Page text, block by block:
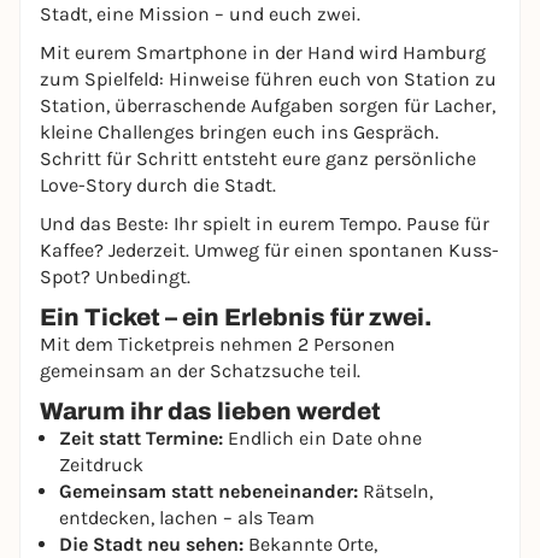
Stadt, eine Mission – und euch zwei.
Mit eurem Smartphone in der Hand wird Hamburg
zum Spielfeld: Hinweise führen euch von Station zu
Station, überraschende Aufgaben sorgen für Lacher,
kleine Challenges bringen euch ins Gespräch.
Schritt für Schritt entsteht eure ganz persönliche
Love-Story durch die Stadt.
Und das Beste: Ihr spielt in eurem Tempo. Pause für
Kaffee? Jederzeit. Umweg für einen spontanen Kuss-
Spot? Unbedingt.
Ein Ticket – ein Erlebnis für zwei.
Mit dem Ticketpreis nehmen 2 Personen
gemeinsam an der Schatzsuche teil.
Warum ihr das lieben werdet
Zeit statt Termine: Endlich ein Date ohne
Zeitdruck
Gemeinsam statt nebeneinander: Rätseln,
entdecken, lachen – als Team
Die Stadt neu sehen: Bekannte Orte,